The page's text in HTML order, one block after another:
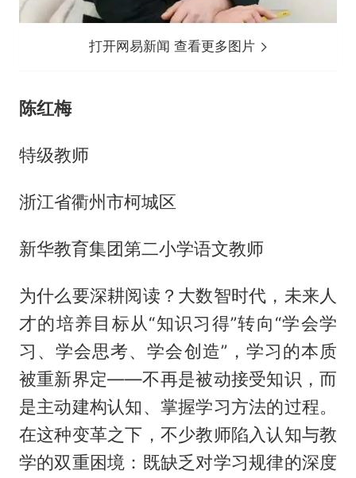
打开网易新闻 查看更多图片
陈红梅
特级教师
浙江省衢州市柯城区
新华教育集团第二小学语文教师
为什么要深耕阅读？大数智时代，未来人
才的培养目标从“知识习得”转向“学会学
习、学会思考、学会创造”，学习的本质
被重新界定——不再是被动接受知识，而
是主动建构认知、掌握学习方法的过程。
在这种变革之下，不少教师陷入认知与教
学的双重困境：既缺乏对学习规律的深度